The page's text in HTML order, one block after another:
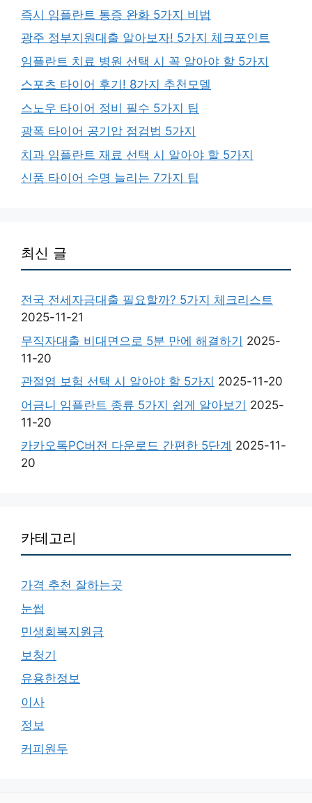
즉시 임플란트 통증 완화 5가지 비법
광주 정부지원대출 알아보자! 5가지 체크포인트
임플란트 치료 병원 선택 시 꼭 알아야 할 5가지
스포츠 타이어 후기! 8가지 추천모델
스노우 타이어 정비 필수 5가지 팁
광폭 타이어 공기압 점검법 5가지
치과 임플란트 재료 선택 시 알아야 할 5가지
신품 타이어 수명 늘리는 7가지 팁
최신 글
전국 전세자금대출 필요할까? 5가지 체크리스트
2025-11-21
무직자대출 비대면으로 5분 만에 해결하기 2025-
11-20
관절염 보험 선택 시 알아야 할 5가지 2025-11-20
어금니 임플란트 종류 5가지 쉽게 알아보기 2025-
11-20
카카오톡PC버전 다운로드 간편한 5단계 2025-11-
20
카테고리
가격 추천 잘하는곳
눈썹
민생회복지원금
보청기
유용한정보
이사
정보
커피원두